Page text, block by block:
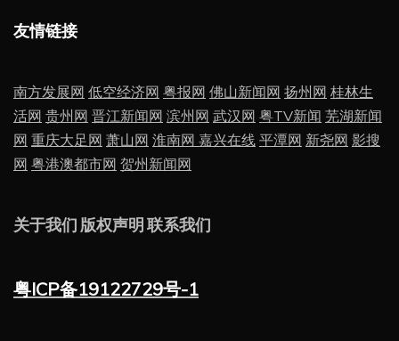
友情链接
南方发展网 低空经济网 粤报网 佛山新闻网 扬州网 桂林生
活网 贵州网 晋江新闻网 滨州网 武汉网 粤TV新闻 芜湖新闻
网 重庆大足网 萧山网 淮南网 嘉兴在线 平潭网 新尧网 影搜
网 粤港澳都市网 贺州新闻网
关于我们 版权声明 联系我们
粤ICP备19122729号-1